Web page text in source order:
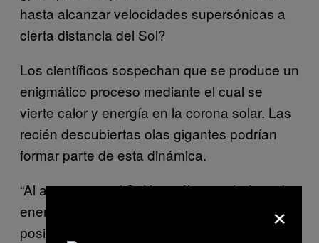
hasta alcanzar velocidades supersónicas a
cierta distancia del Sol?
Los científicos sospechan que se produce un
enigmático proceso mediante el cual se
vierte calor y energía en la corona solar. Las
recién descubiertas olas gigantes podrían
formar parte de esta dinámica.
“Al acercarnos al Sol buscábamos bolsas de
energía y las encontramos, lo cual es
positivo”, señaló Kasper. “En nuestros
×